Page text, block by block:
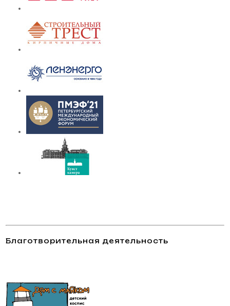
Благотворительная деятельность